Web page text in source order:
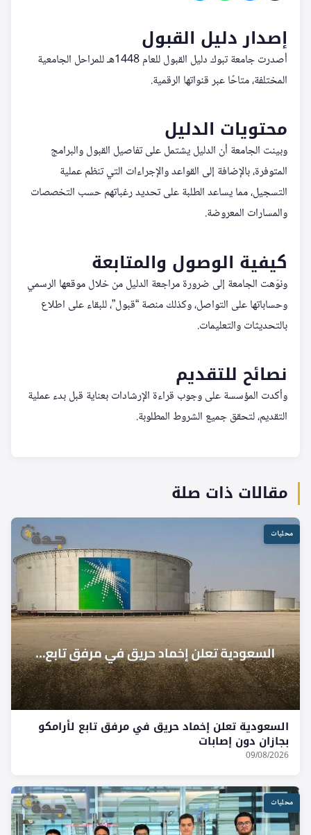
إصدار دليل القبول
أصدرت جامعة تبوك دليل القبول للعام 1448هـ للمراحل الجامعية
المختلفة، متاحًا عبر قنواتها الرقمية.
محتويات الدليل
وبينت الجامعة أن الدليل يشتمل على تفاصيل القبول والبرامج
المتوفرة، بالإضافة إلى القواعد والإجراءات التي تنظم عملية
التسجيل، مما يساعد الطلبة على تحديد رغباتهم حسب التخصصات
والمسارات المعروضة.
كيفية الوصول والمتابعة
ونوّهت الجامعة إلى ضرورة مراجعة الدليل من خلال موقعها الرسمي
وحساباتها على التواصل، وكذلك منصة “قبول”، للبقاء على اطلاع
بالتحديثات والتعليمات.
نصائح للتقديم
وأكدت المؤسسة على وجوب قراءة الإرشادات بعناية قبل بدء عملية
التقديم، لتحقق جميع الشروط المطلوبة.
مقالات ذات صلة
محليات
السعودية تعلن إخماد حريق في مرفق تابع لأرامكو
بجازان دون إصابات
09/08/2026
محليات